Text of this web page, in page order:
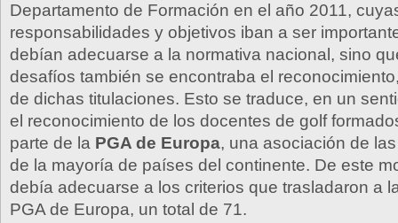
Departamento de Formación en el año 2011,
responsabilidades y objetivos iban a ser
debían adecuarse a la normativa nacional, sino
desafíos también se encontraba el
de dichas titulaciones. Esto se traduce, en un
el reconocimiento de los docentes de golf
parte de la PGA de Europa, una asociación de
de la mayoría de países del continente. De este
debía adecuarse a los criterios que trasladaron a
PGA de Europa, un total de 71.